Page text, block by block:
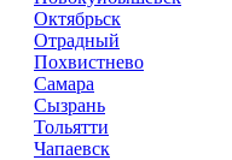
Октябрьск
Отрадный
Похвистнево
Самара
Сызрань
Тольятти
Чапаевск